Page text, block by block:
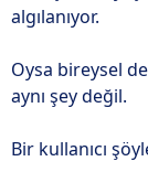
algılanıyor.
Oysa bireysel
aynı şey değil.
Bir kullanıcı